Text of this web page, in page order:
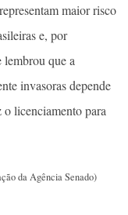
maior risco
e, por
lembrou que a
invasoras depende
licenciamento para
da Agência Senado)